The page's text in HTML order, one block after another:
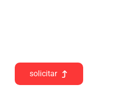
solicitar